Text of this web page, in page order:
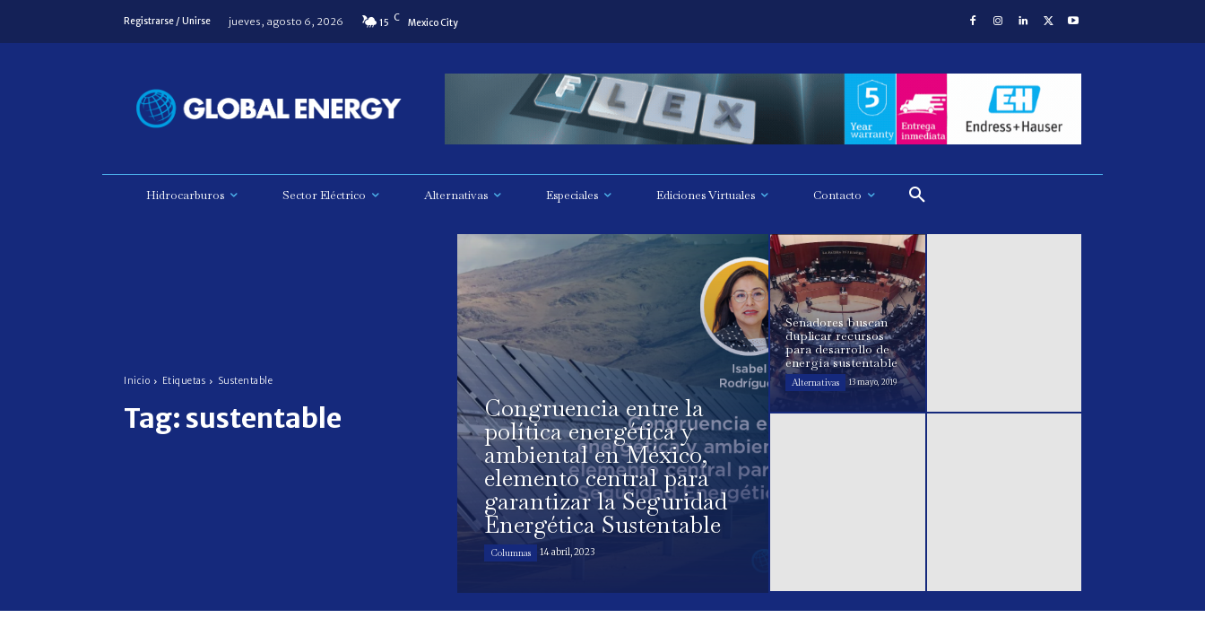
Registrarse / Unirse jueves, agosto 6, 2026 15 C Mexico City
Hidrocarburos Sector Eléctrico Alternativas Especiales Ediciones Virtuales Contacto
Inicio Etiquetas Sustentable
Tag: sustentable Congruencia entre la
política energética y
ambiental en México,
elemento central para
garantizar la Seguridad
Energética Sustentable
Columnas 14 abril, 2023
Senadores buscan
duplicar recursos
para desarrollo de
energía sustentable
Alternativas 13 mayo, 2019